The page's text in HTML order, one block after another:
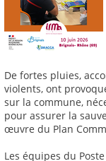
De fortes pluies,
violents, ont
sur la commune,
pour assurer la
œuvre du Plan
Les équipes du